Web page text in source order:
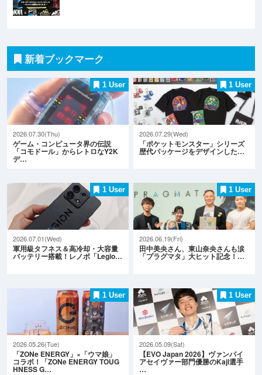
新着ブックマーク
1 User
2026.07.30(Thu)
ゲーム・コンピュータ界の伝説
「コモドール」からレトロなY2K
デ…
1 User
2026.07.29(Wed)
「ポケットモンスター」シリーズ
歴代パッケージをデザインした…
1 User
2026.07.01(Wed)
軍用級タフネス＆高冷却・大容量
バッテリー搭載！レノボ「Legio…
1 User
2026.06.19(Fri)
田中美央さん、東山奈央さんも涙
「プラグマタ」大ヒット記念！…
1 User
2026.05.26(Tue)
「ZONe ENERGY」×「ウマ娘」
コラボ！「ZONe ENERGY TOUG
HNESS G…
1 User
2026.05.09(Sat)
【EVO Japan 2026】ヴァンパイ
アセイヴァー部門優勝のKaji選手
…